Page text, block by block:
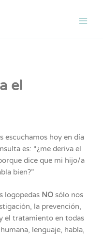
el
escuchamos hoy en día
es: “¿me deriva el
dice que mi hijo/a
bien?”
logopedas NO sólo nos
la prevención,
el tratamiento en todas
lenguaje, habla,